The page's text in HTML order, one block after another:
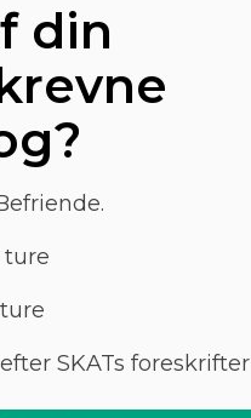
din
SKATs foreskrifter